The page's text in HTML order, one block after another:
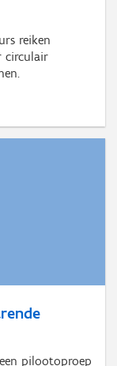
reiken
circulair
pilootoproep